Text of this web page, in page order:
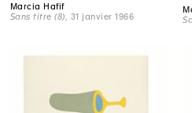
Marcia Hafif
Sans titre (8) , 31 janvier 1966